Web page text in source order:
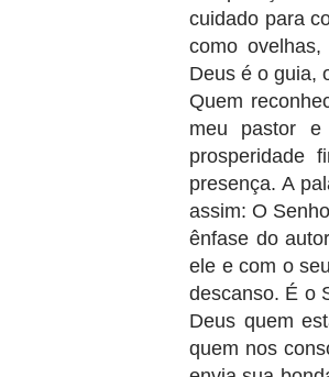
cuidado para
como
Deus é o guia,
Quem
meu pastor
prosperidade
presença. A
assim: O
ênfase do
ele e com o
descanso. É o
Deus quem
quem nos